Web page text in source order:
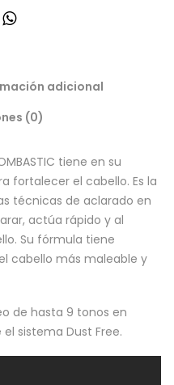
adicional
(0)
tiene en su
fortalecer el cabello. Es la
técnicas de aclarado en
actúa rápido y al
Su fórmula tiene
cabello más maleable y
de hasta 9 tonos en
sistema Dust Free.